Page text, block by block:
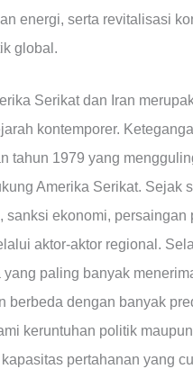
energi, serta revitalisasi
global.
Serikat dan Iran
kontemporer.
tahun 1979 yang
Amerika Serikat. Sejak
sanksi ekonomi,
aktor-aktor regional.
paling banyak
berbeda dengan banyak
keruntuhan politik
pertahanan yang